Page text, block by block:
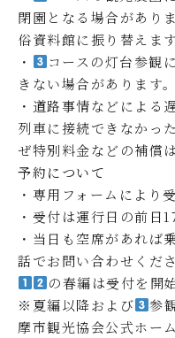
閉園となる場合があり
俗資料館に振り替えます
・
コースの灯台参観
きない場合があります。
・道路事情などによる
列車に接続できなかっ
ぜ特別料金などの補償
予約について
・専用フォームにより
・受付は運行日の前日
・当日も空席があれば
話でお問い合わせくださ
の春編は受付を開
※夏編以降および
参
摩市観光協会公式ホー